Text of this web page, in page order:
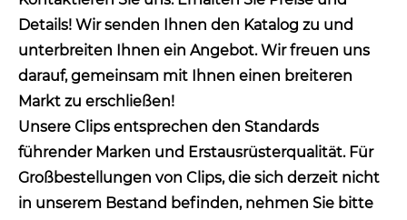
Details! Wir senden Ihnen den Katalog zu und
unterbreiten Ihnen ein Angebot. Wir freuen uns
darauf, gemeinsam mit Ihnen einen breiteren
Markt zu erschließen!
Unsere Clips entsprechen den Standards
führender Marken und Erstausrüsterqualität. Für
Großbestellungen von Clips, die sich derzeit nicht
in unserem Bestand befinden, nehmen Sie bitte